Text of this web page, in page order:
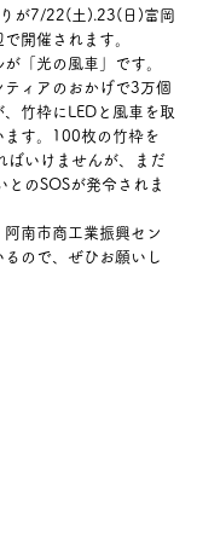
が7/22(土).23(日)富岡
開催されます。
「光の風車」です。
ィアのおかげで3万個
竹枠にLEDと風車を取
ます。100枚の竹枠を
ばいけませんが、まだ
のSOSが発令されま
南市商工業振興セン
ので、ぜひお願いし